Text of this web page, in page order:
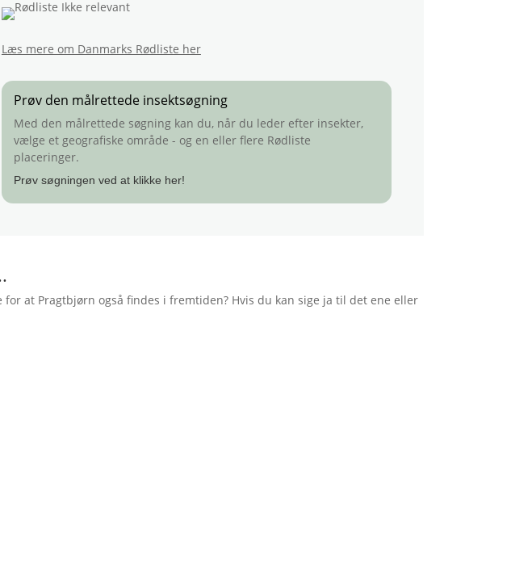
Læs mere om Danmarks Rødliste her
Prøv den målrettede insektsøgning
Med den målrettede søgning kan du, når du leder efter insekter,
vælge et geografiske område - og en eller flere Rødliste
placeringer.
Prøv søgningen ved at klikke her!
at Pragtbjørn også findes i fremtiden? Hvis du kan sige ja til det ene eller